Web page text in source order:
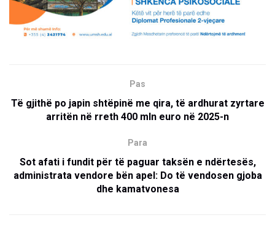
Pas
Të gjithë po japin shtëpinë me qira, të ardhurat zyrtare
arritën në rreth 400 mln euro në 2025-n
Para
Sot afati i fundit për të paguar taksën e ndërtesës,
administrata vendore bën apel: Do të vendosen gjoba
dhe kamatvonesa